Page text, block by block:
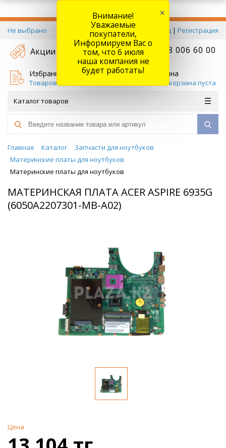
Не выбрано Вход | Регистрация
Акции +7 778 006 60 00
Избранное
Товаров (
Корзина
Ваша корзина пуста
Каталог товаров
Главная Каталог
Запчасти для ноутбуков
Материнские платы для ноутбуков
Материнские платы для ноутбуков
МАТЕРИНСКАЯ ПЛАТА ACER ASPIRE 6935G
(6050A2207301-MB-A02)
Цена
Внимание!
Уважаемые
покупатели,
Информируем Вас о
том, что 6 июля
наша компания не
будет работать!
×